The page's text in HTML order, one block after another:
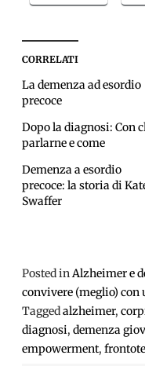
CORRELATI
La demenza ad esordio
precoce
Dopo la diagnosi: Con
parlarne e come
Demenza a esordio
precoce: la storia di
Swaffer
Posted inAlzheimer e
convivere (meglio) con
Taggedalzheimer,
diagnosi, demenza
empowerment,